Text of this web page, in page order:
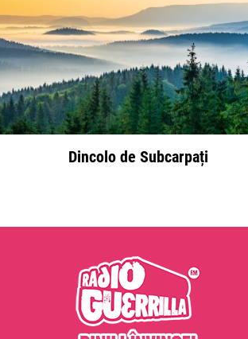
Dincolo de Subcarpați